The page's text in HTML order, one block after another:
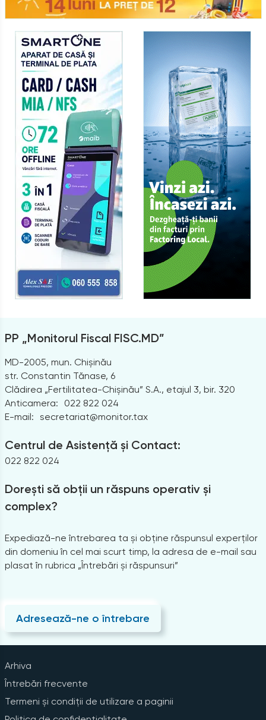
PP „Monitorul Fiscal FISC.MD”
MD-2005, mun. Chișinău
str. Constantin Tănase, 6
Clădirea „Fertilitatea-Chișinău” S.A., etajul 3, bir. 320
Anticamera:
022 822 024
E-mail: secretariat@monitor.tax
Centrul de Asistență și Contact:
022 822 024
Dorești să obții un răspuns operativ și
complex?
Expediază-ne întrebarea ta și obține răspunsul experților
din domeniu în cel mai scurt timp, la adresa de e-mail sau
plasat în rubrica „Întrebări și răspunsuri”
Adresează-ne o întrebare
Arhiva
Întrebări frecvente
Termeni și condiții de utilizare a paginii